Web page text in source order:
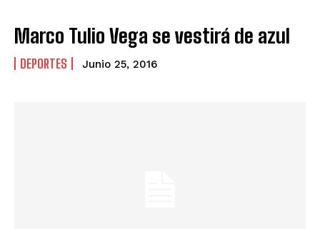
Marco Tulio Vega se vestirá de azul
DEPORTES Junio 25, 2016